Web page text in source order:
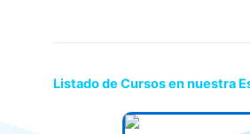
Listado de Cursos en nuestra